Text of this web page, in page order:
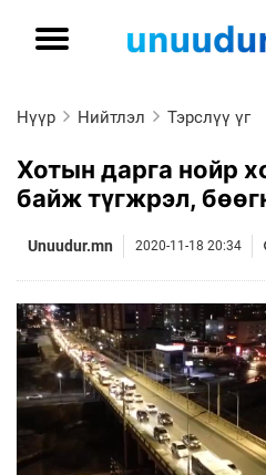
Нүүр Нийтлэл Тэрслүү үг
Хотын дарга нойр
байж түгжрэл,
Unuudur.mn 2020-11-18 20:34